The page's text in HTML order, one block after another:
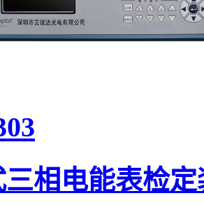
相电能表检定